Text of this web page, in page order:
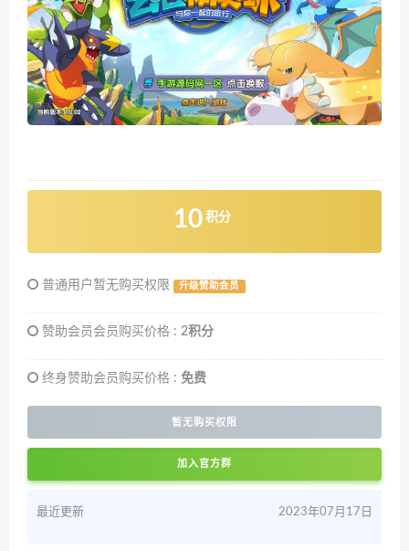
10 积分
普通用户暂无购买权限 升级赞助会员
赞助会员会员购买价格 : 2积分
终身赞助会员购买价格 : 免费
暂无购买权限
加入官方群
最近更新 2023年07月17日